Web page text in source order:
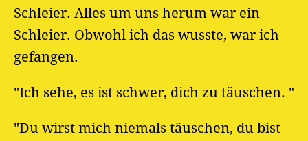
Schleier. Alles um uns herum war ein
Schleier. Obwohl ich das wusste, war ich
gefangen.
"Ich sehe, es ist schwer, dich zu täuschen. "
"Du wirst mich niemals täuschen, du bist